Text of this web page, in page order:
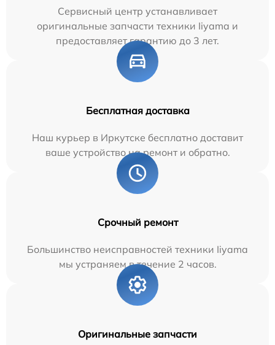
Сервисный центр устанавливает
оригинальные запчасти техники Iiyama и
предоставляет гарантию до 3 лет.
Бесплатная доставка
Наш курьер в Иркутске бесплатно доставит
ваше устройство на ремонт и обратно.
Срочный ремонт
Большинство неисправностей техники Iiyama
мы устраняем в течение 2 часов.
Оригинальные запчасти